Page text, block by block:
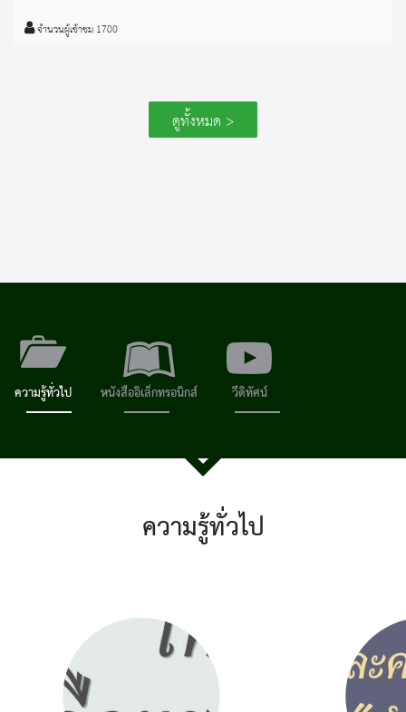
จำนวนผู้เข้าชม 1700
ดูทั้งหมด >
ความรู้ทั่วไป หนังสืออิเล็กทรอนิกส์ วีดิทัศน์
ความรู้ทั่วไป